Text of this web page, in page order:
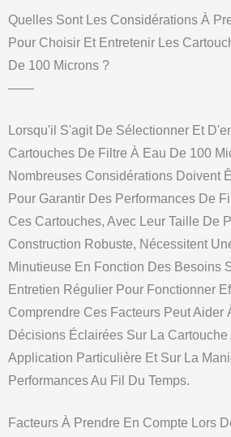
Quelles Sont Les Considérations À
Pour Choisir Et Entretenir Les
De 100 Microns ?
——
Lorsqu'il S'agit De Sélectionner Et
Cartouches De Filtre À Eau De 100
Nombreuses Considérations Doivent
Pour Garantir Des Performances De
Ces Cartouches, Avec Leur Taille De
Construction Robuste, Nécessitent
Minutieuse En Fonction Des Besoins
Entretien Régulier Pour Fonctionner
Comprendre Ces Facteurs Peut Aider
Décisions Éclairées Sur La
Application Particulière Et Sur La
Performances Au Fil Du Temps.
Facteurs À Prendre En Compte Lors